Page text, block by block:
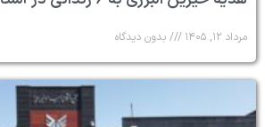
مرداد ۱۲, ۱۴۰۵ بدون دیدگاه